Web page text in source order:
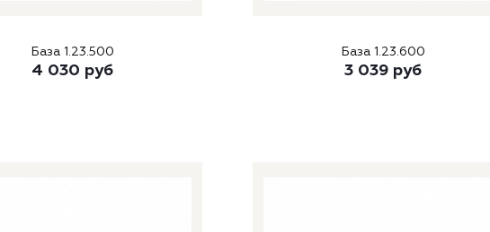
База 1.23.500
4 030 руб
База 1.23.600
3 039 руб